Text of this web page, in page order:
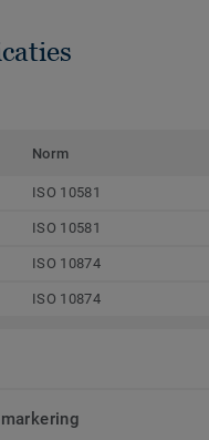
Norm
ISO 10581
ISO 10581
ISO 10874
ISO 10874